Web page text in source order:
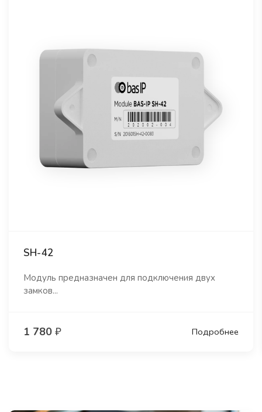
SH-42
Модуль предназначен для подключения двух
замков...
1 780 ₽ Подробнее